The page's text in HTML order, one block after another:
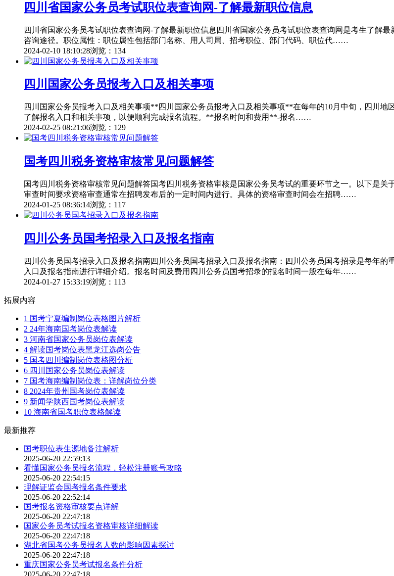
四川省国家公务员考试职位表查询网-了解最新职位信息
四川省国家公务员考试职位表查询网-了解最新职位信息四川省国家公务员考试职位表查询网是考生了解
咨询途径。职位属性：职位属性包括部门名称、用人司局、招考职位、部门代码、职位代……
2024-02-10 18:10:28浏览：134
四川国家公务员报考入口及相关事项
四川国家公务员报考入口及相关事项**四川国家公务员报考入口及相关事项**在每年的10月中旬，四川
了解报名入口和相关事项，以便顺利完成报名流程。**报名时间和费用**-报名……
2024-02-25 08:21:06浏览：129
国考四川税务资格审核常见问题解答
国考四川税务资格审核常见问题解答国考四川税务资格审核是国家公务员考试的重要环节之一。以下是
审查时间要求资格审查通常在招聘发布后的一定时间内进行。具体的资格审查时间会在招聘……
2024-01-25 08:36:14浏览：117
四川公务员国考招录入口及报名指南
四川公务员国考招录入口及报名指南四川公务员国考招录入口及报名指南：四川公务员国考招录是每年
入口及报名指南进行详细介绍。报名时间及费用四川公务员国考招录的报名时间一般在每年……
2024-01-27 15:33:19浏览：113
拓展内容
1 国考宁夏编制岗位表格图片解析
2 24年海南国考岗位表解读
3 河南省国家公务员岗位表解读
4 解读国考岗位表黑龙江选岗公告
5 国考四川编制岗位表格图分析
6 四川国家公务员岗位表解读
7 国考海南编制岗位表：详解岗位分类
8 2024年贵州国考岗位表解读
9 新闻学陕西国考岗位表解读
10 海南省国考职位表格解读
最新推荐
国考职位表生源地备注解析
2025-06-20 22:59:13
看懂国家公务员报名流程，轻松注册账号攻略
2025-06-20 22:54:15
理解证监会国考报名条件要求
2025-06-20 22:52:14
国考报名资格审核要点详解
2025-06-20 22:47:18
国家公务员考试报名资格审核详细解读
2025-06-20 22:47:18
湖北省国考公务员报名人数的影响因素探讨
2025-06-20 22:47:18
重庆国家公务员考试报名条件分析
2025-06-20 22:47:18